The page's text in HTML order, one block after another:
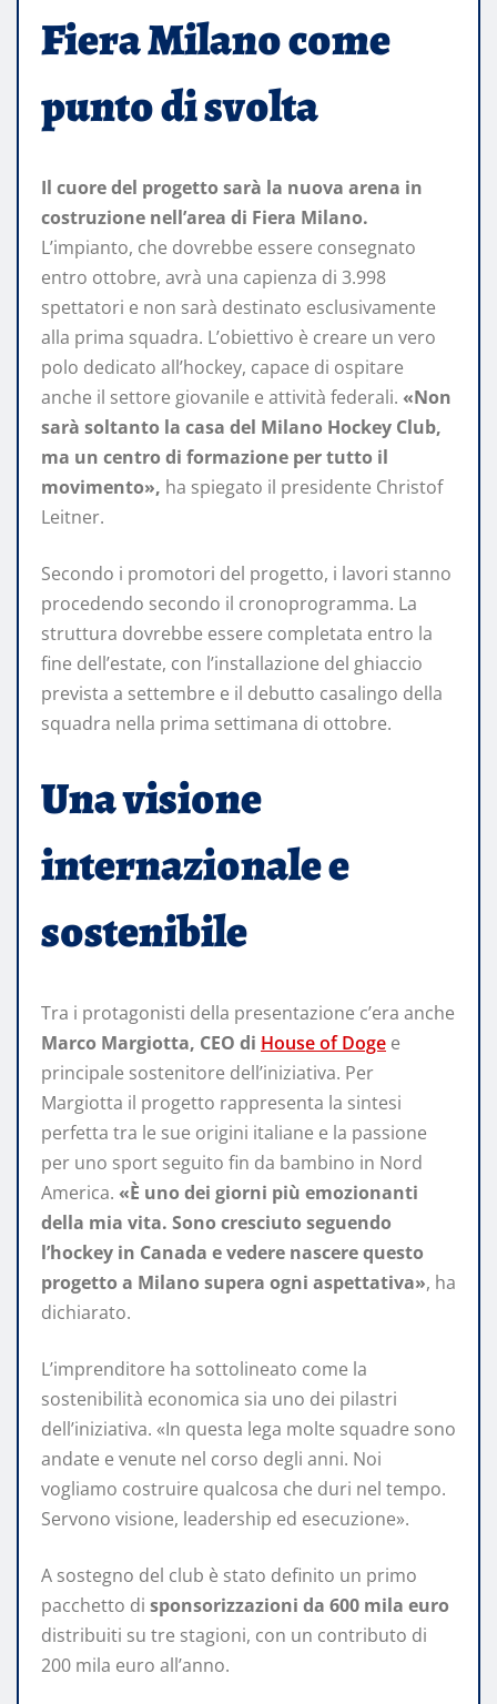
Fiera Milano come
punto di svolta
Il cuore del progetto sarà la nuova arena in
costruzione nell’area di Fiera Milano.
L’impianto, che dovrebbe essere consegnato
entro ottobre, avrà una capienza di 3.998
spettatori e non sarà destinato esclusivamente
alla prima squadra. L’obiettivo è creare un vero
polo dedicato all’hockey, capace di ospitare
anche il settore giovanile e attività federali. «Non
sarà soltanto la casa del Milano Hockey Club,
ma un centro di formazione per tutto il
movimento», ha spiegato il presidente Christof
Leitner.
Secondo i promotori del progetto, i lavori stanno
procedendo secondo il cronoprogramma. La
struttura dovrebbe essere completata entro la
fine dell’estate, con l’installazione del ghiaccio
prevista a settembre e il debutto casalingo della
squadra nella prima settimana di ottobre.
Una visione
internazionale e
sostenibile
Tra i protagonisti della presentazione c’era anche
Marco Margiotta, CEO di House of Doge e
principale sostenitore dell’iniziativa. Per
Margiotta il progetto rappresenta la sintesi
perfetta tra le sue origini italiane e la passione
per uno sport seguito fin da bambino in Nord
America. «È uno dei giorni più emozionanti
della mia vita. Sono cresciuto seguendo
l’hockey in Canada e vedere nascere questo
progetto a Milano supera ogni aspettativa», ha
dichiarato.
L’imprenditore ha sottolineato come la
sostenibilità economica sia uno dei pilastri
dell’iniziativa. «In questa lega molte squadre sono
andate e venute nel corso degli anni. Noi
vogliamo costruire qualcosa che duri nel tempo.
Servono visione, leadership ed esecuzione».
A sostegno del club è stato definito un primo
pacchetto di sponsorizzazioni da 600 mila euro
distribuiti su tre stagioni, con un contributo di
200 mila euro all’anno.